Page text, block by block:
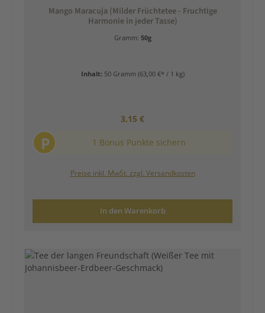
Mango Maracuja (Milder Früchtetee - Fruchtige
Harmonie in jeder Tasse)
Gramm: 50g
Inhalt: 50 Gramm (63,00 €* / 1 kg)
Regulärer Preis:
3,15 €
P 1 Bonus Punkte sichern
Preise inkl. MwSt. zzgl. Versandkosten
In den Warenkorb